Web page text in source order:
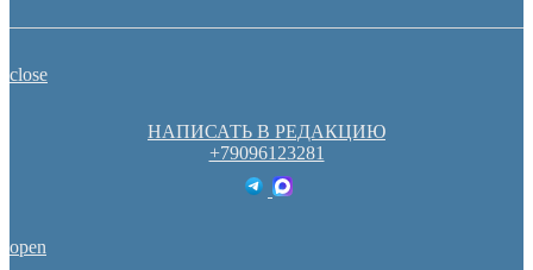
close
НАПИСАТЬ В РЕДАКЦИЮ
+79096123281
open